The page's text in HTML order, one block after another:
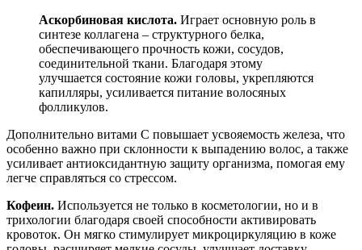
Аскорбиновая кислота. Играет основную роль в
синтезе коллагена – структурного белка,
обеспечивающего прочность кожи, сосудов,
соединительной ткани. Благодаря этому
улучшается состояние кожи головы, укрепляются
капилляры, усиливается питание волосяных
фолликулов.
Дополнительно витами C повышает усвояемость железа, что
особенно важно при склонности к выпадению волос, а также
усиливает антиоксидантную защиту организма, помогая ему
легче справляться со стрессом.
Кофеин. Используется не только в косметологии, но и в
трихологии благодаря своей способности активировать
кровоток. Он мягко стимулирует микроциркуляцию в коже